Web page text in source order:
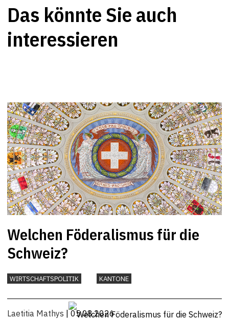
Das könnte Sie auch
interessieren
Welchen Föderalismus für die
Schweiz?
WIRTSCHAFTSPOLITIK KANTONE
Laetitia Mathys | 05.08.2026